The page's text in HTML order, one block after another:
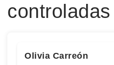
controladas
Olivia Carreón